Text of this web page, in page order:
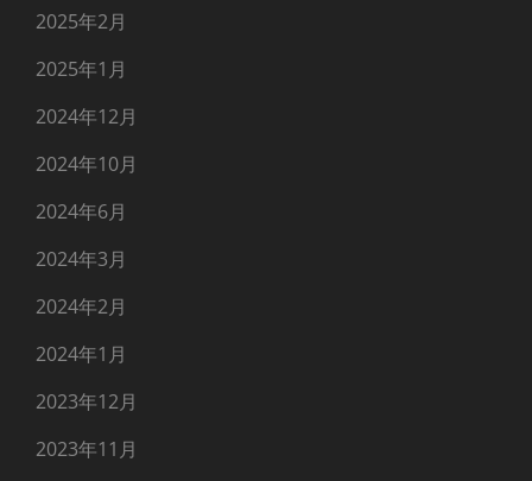
2025年2月
2025年1月
2024年12月
2024年10月
2024年6月
2024年3月
2024年2月
2024年1月
2023年12月
2023年11月